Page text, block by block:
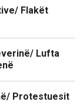
Flakët
Lufta
Protestuesit